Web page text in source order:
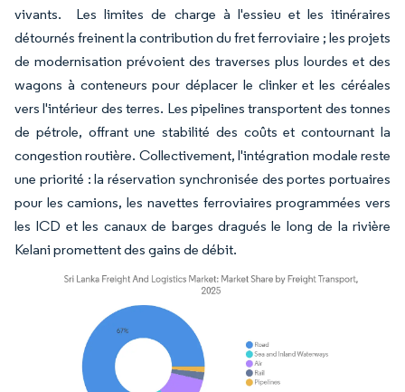
vivants. Les limites de charge à l'essieu et les itinéraires
détournés freinent la contribution du fret ferroviaire ; les projets
de modernisation prévoient des traverses plus lourdes et des
wagons à conteneurs pour déplacer le clinker et les céréales
vers l'intérieur des terres. Les pipelines transportent des tonnes
de pétrole, offrant une stabilité des coûts et contournant la
congestion routière. Collectivement, l'intégration modale reste
une priorité : la réservation synchronisée des portes portuaires
pour les camions, les navettes ferroviaires programmées vers
les ICD et les canaux de barges dragués le long de la rivière
Kelani promettent des gains de débit.